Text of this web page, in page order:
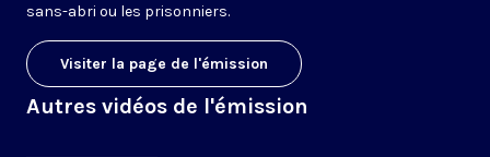
sans-abri ou les prisonniers.
Visiter la page de l'émission
Autres vidéos de l'émission